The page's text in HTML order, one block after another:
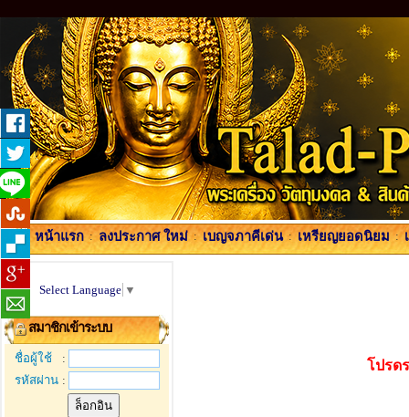
หน้าแรก : ลงประกาศ ใหม่ : เบญจภาคีเด่น : เหรียญยอดนิยม :
Select Language ▼
สมาชิกเข้าระบบ
ชื่อผู้ใช้
:
รหัสผ่าน :
โปรด